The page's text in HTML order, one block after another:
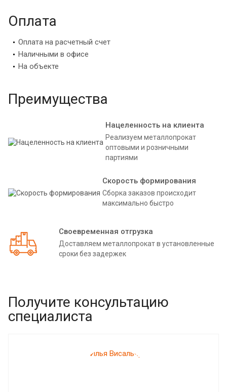
Оплата
Оплата на расчетный счет
Наличными в офисе
На объекте
Преимущества
Нацеленность на клиента
Реализуем металлопрокат
оптовыми и розничными
партиями
Скорость формирования
Сборка заказов происходит
максимально быстро
Своевременная отгрузка
Доставляем металлопрокат в установленные
сроки без задержек
Получите консультацию
специалиста